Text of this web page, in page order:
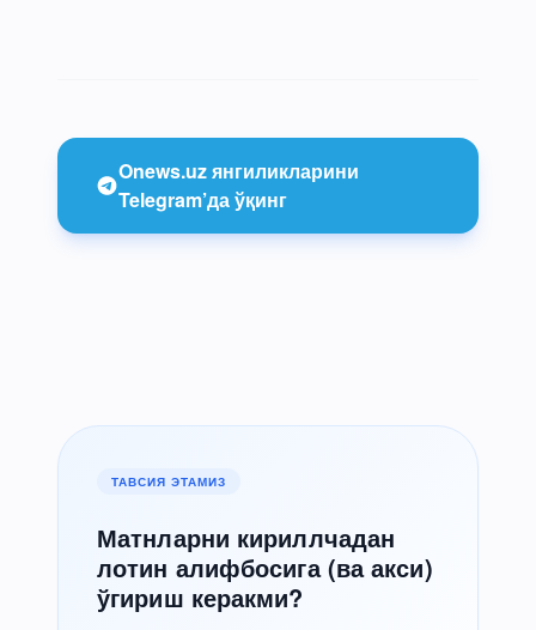
Onews.uz янгиликларини
Telegram’да ўқинг
ТАВСИЯ ЭТАМИЗ
Матнларни кириллчадан
лотин алифбосига (ва акси)
ўгириш керакми?